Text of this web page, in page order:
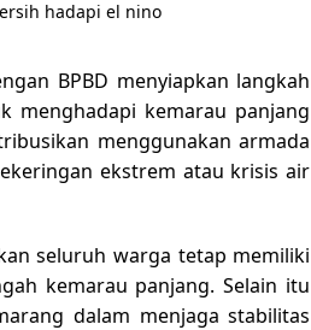
BPBD menyiapkan langkah
kemarau panjang
menggunakan armada
ekstrem atau krisis air
seluruh warga tetap memiliki
kemarau panjang. Selain itu
dalam menjaga stabilitas